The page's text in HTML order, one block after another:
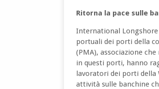
Ritorna la pace sulle
International Longshore
portuali dei porti della
(PMA), associazione
in questi porti, hanno
lavoratori dei porti della
attività sulle banchine